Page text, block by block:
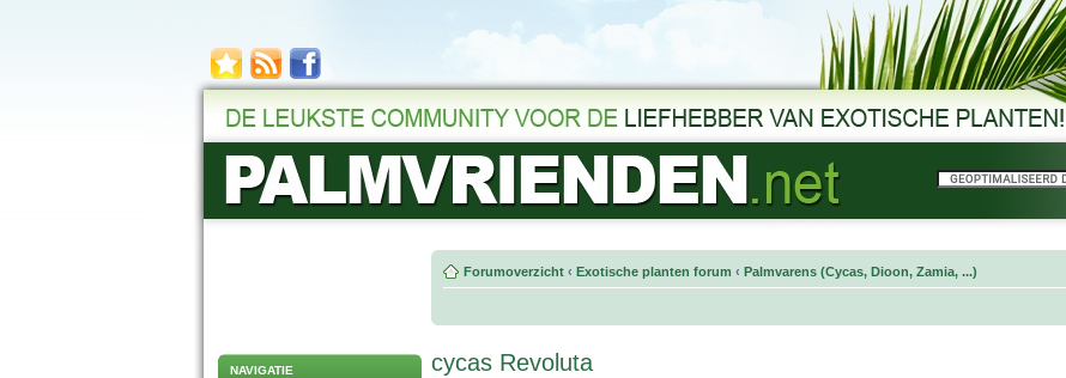
NAVIGATIE
Forumoverzicht ‹ Exotische planten forum ‹ Palmvarens (Cycas, Dioon, Zamia, ...)
cycas Revoluta